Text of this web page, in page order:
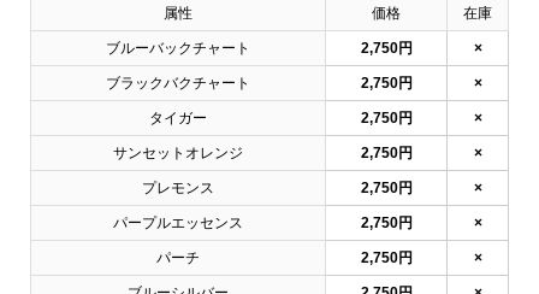
属性 価格 在庫
ブルーバックチャート 2,750円 ×
ブラックバクチャート 2,750円 ×
タイガー 2,750円 ×
サンセットオレンジ 2,750円 ×
プレモンス 2,750円 ×
パープルエッセンス 2,750円 ×
パーチ 2,750円 ×